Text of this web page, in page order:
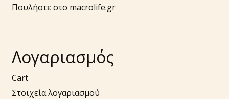
Πουλήστε στο macrolife.gr
Λογαριασμός
Cart
Στοιχεία λογαριασμού